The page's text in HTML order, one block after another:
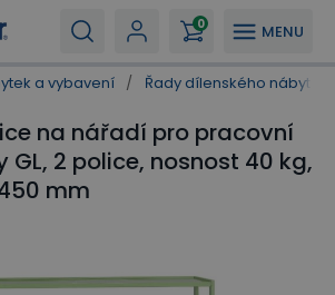
MENU
0
a vybavení / Řady dílenského nábytku
na nářadí pro pracovní
2 police, nosnost 40 kg,
mm